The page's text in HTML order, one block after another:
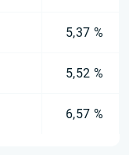
5,37 %
5,52 %
6,57 %